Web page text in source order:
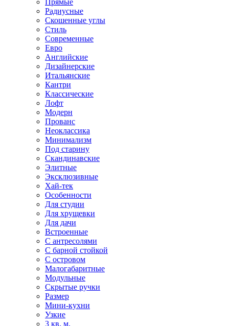
Прямые
Радиусные
Скошенные углы
Стиль
Современные
Евро
Английские
Дизайнерские
Итальянские
Кантри
Классические
Лофт
Модерн
Прованс
Неоклассика
Минимализм
Под старину
Скандинавские
Элитные
Эксклюзивные
Хай-тек
Особенности
Для студии
Для хрущевки
Для дачи
Встроенные
С антресолями
С барной стойкой
С островом
Малогабаритные
Модульные
Скрытые ручки
Размер
Мини-кухни
Узкие
3 кв. м.